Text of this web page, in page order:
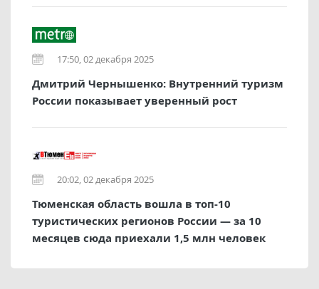
17:50, 02 декабря 2025
Дмитрий Чернышенко: Внутренний туризм
России показывает уверенный рост
20:02, 02 декабря 2025
Тюменская область вошла в топ-10
туристических регионов России — за 10
месяцев сюда приехали 1,5 млн человек